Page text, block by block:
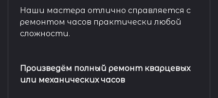
Наши мастера отлично справляется с
ремонтом часов практически любой
сложности.
Произведём полный ремонт кварцевых
или механических часов